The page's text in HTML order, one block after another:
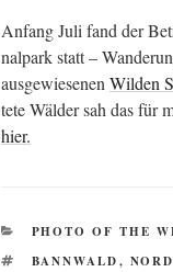
Anfang Juli fand der
nal­park statt –
aus­ge­wie­se­nen Wil­den
te­te Wäl­der sah das für
hier.
KATEGORIEN
PHOTO OF THE
SCHLAGWÖRTER
BANNWALD,